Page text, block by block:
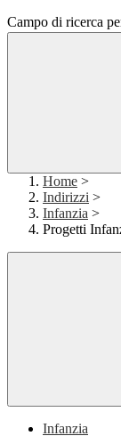
Campo di ricerca
Home >
Indirizzi >
Infanzia >
Progetti
Infanzia